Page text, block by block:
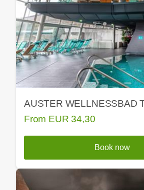
AUSTER WELLNESSBAD
From EUR 34,30
Book now